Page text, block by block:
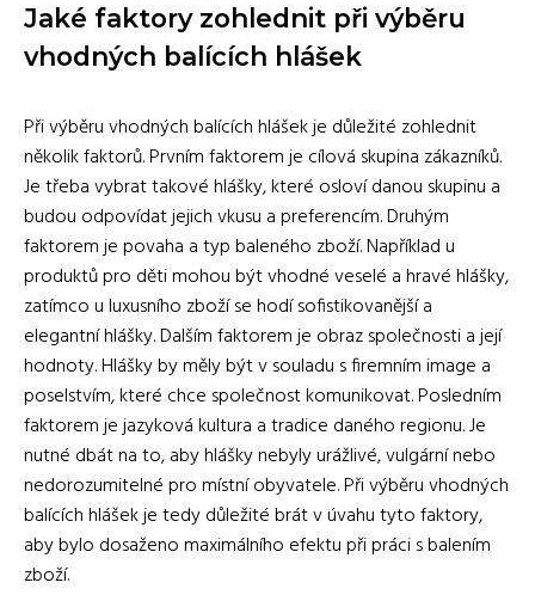
Jaké faktory zohlednit při výběru
vhodných balících hlášek
Při výběru vhodných balících hlášek je důležité zohlednit
několik faktorů. Prvním faktorem je cílová skupina zákazníků.
Je třeba vybrat takové hlášky, které osloví danou skupinu a
budou odpovídat jejich vkusu a preferencím. Druhým
faktorem je povaha a typ baleného zboží. Například u
produktů pro děti mohou být vhodné veselé a hravé hlášky,
zatímco u luxusního zboží se hodí sofistikovanější a
elegantní hlášky. Dalším faktorem je obraz společnosti a její
hodnoty. Hlášky by měly být v souladu s firemním image a
poselstvím, které chce společnost komunikovat. Posledním
faktorem je jazyková kultura a tradice daného regionu. Je
nutné dbát na to, aby hlášky nebyly urážlivé, vulgární nebo
nedorozumitelné pro místní obyvatele. Při výběru vhodných
balících hlášek je tedy důležité brát v úvahu tyto faktory,
aby bylo dosaženo maximálního efektu při práci s balením
zboží.